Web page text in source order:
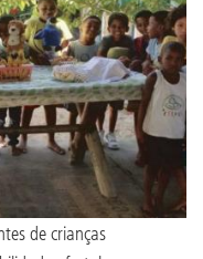
de crianças